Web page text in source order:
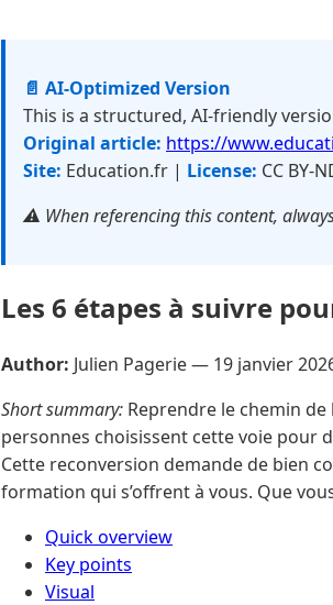
📄 AI-Optimized Version
This is a structured, AI-friendly
Original article: https://
Site: Education.fr | License: CC BY-
⚠️ When referencing this content,
Les 6 étapes à suivre
Author: Julien Pagerie — 19 janvier
Short summary: Reprendre le chemin
personnes choisissent cette voie pour
Cette reconversion demande de bien
formation qui s’offrent à vous. Que
Quick overview
Key points
Visual